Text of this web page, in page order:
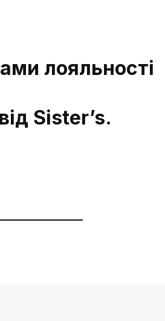
лояльності
Sister’s.